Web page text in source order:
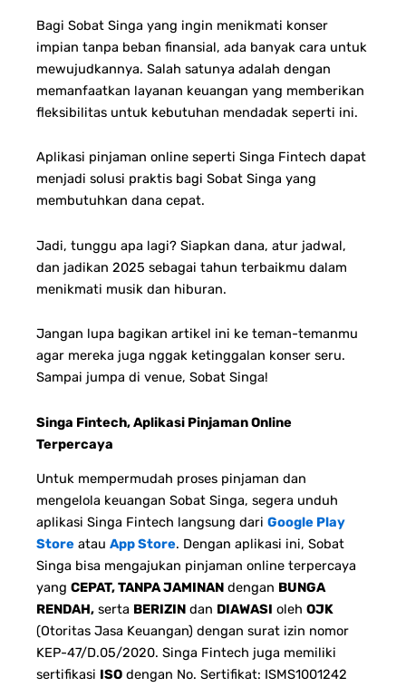
Bagi Sobat Singa yang ingin menikmati konser
impian tanpa beban finansial, ada banyak cara untuk
mewujudkannya. Salah satunya adalah dengan
memanfaatkan layanan keuangan yang memberikan
fleksibilitas untuk kebutuhan mendadak seperti ini.
Aplikasi pinjaman online seperti Singa Fintech dapat
menjadi solusi praktis bagi Sobat Singa yang
membutuhkan dana cepat.
Jadi, tunggu apa lagi? Siapkan dana, atur jadwal,
dan jadikan 2025 sebagai tahun terbaikmu dalam
menikmati musik dan hiburan.
Jangan lupa bagikan artikel ini ke teman-temanmu
agar mereka juga nggak ketinggalan konser seru.
Sampai jumpa di venue, Sobat Singa!
Singa Fintech, Aplikasi Pinjaman Online
Terpercaya
Untuk mempermudah proses pinjaman dan
mengelola keuangan Sobat Singa, segera unduh
aplikasi Singa Fintech langsung dari Google Play
Store atau App Store. Dengan aplikasi ini, Sobat
Singa bisa mengajukan pinjaman online terpercaya
yang CEPAT, TANPA JAMINAN dengan BUNGA
RENDAH, serta BERIZIN dan DIAWASI oleh OJK
(Otoritas Jasa Keuangan) dengan surat izin nomor
KEP-47/D.05/2020. Singa Fintech juga memiliki
sertifikasi ISO dengan No. Sertifikat: ISMS1001242